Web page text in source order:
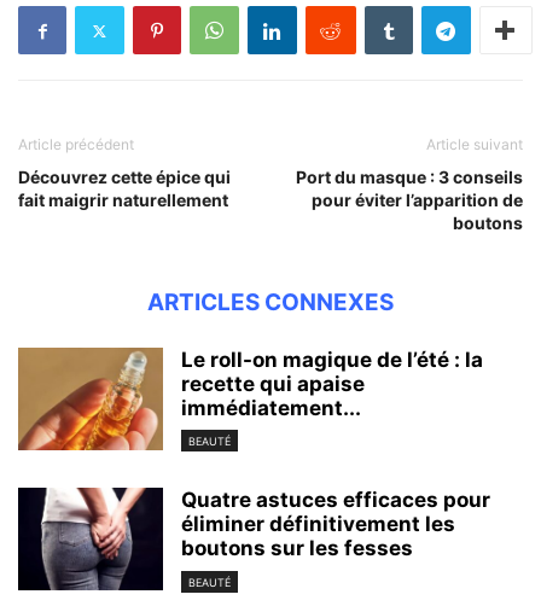
Article précédent
Découvrez cette épice qui
fait maigrir naturellement
Article suivant
Port du masque : 3 conseils
pour éviter l’apparition de
boutons
ARTICLES CONNEXES
Le roll-on magique de l’été : la
recette qui apaise
immédiatement...
BEAUTÉ
Quatre astuces efficaces pour
éliminer définitivement les
boutons sur les fesses
BEAUTÉ